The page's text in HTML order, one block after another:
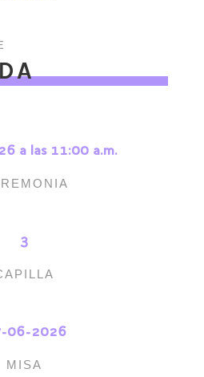
a las 11:00 a.m.
3
06-2026
MISA